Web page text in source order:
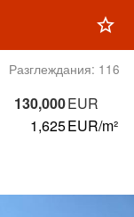
star_outline
Разглеждания: 116
130,000EUR
1,625EUR/m²